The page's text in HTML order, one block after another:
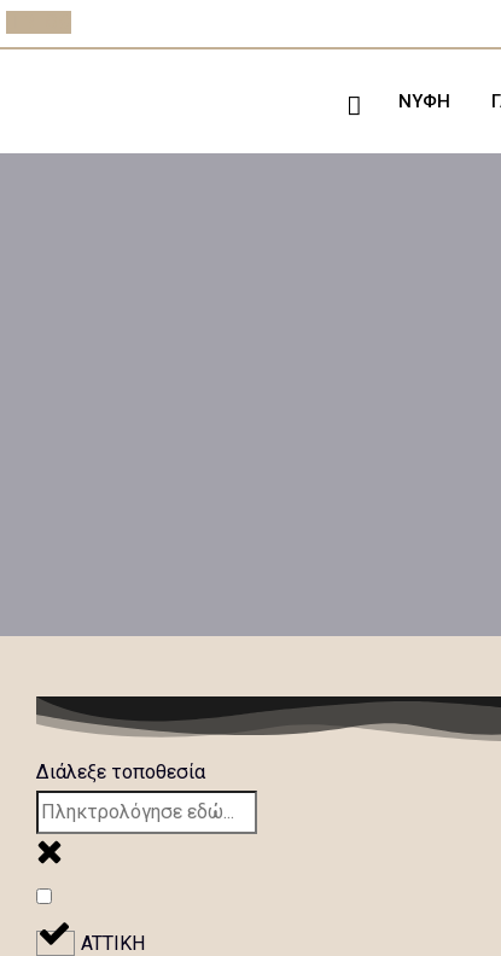
ΝΥΦΗ
Διάλεξε τοποθεσία
ATTIKH